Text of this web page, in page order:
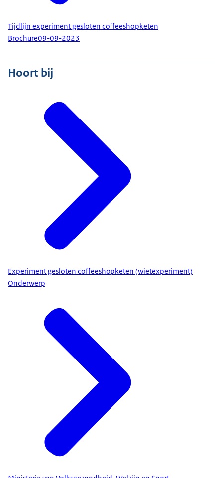
Tijdlijn experiment gesloten coffeeshopketen
Brochure09-09-2023
Hoort bij
Experiment gesloten coffeeshopketen (wietexperiment)
Onderwerp